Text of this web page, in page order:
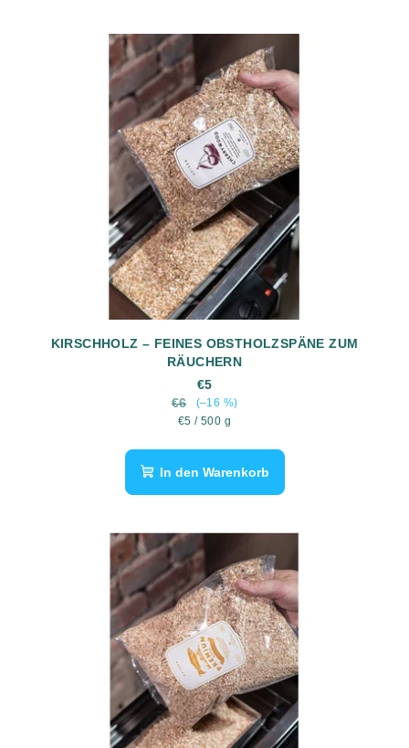
KIRSCHHOLZ – FEINES OBSTHOLZSPÄNE ZUM
RÄUCHERN
€5
€6
(–16 %)
Verkaufspreis:
€5 / 500 g
In den Warenkorb